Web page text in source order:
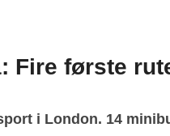
Fire første
i London. 14